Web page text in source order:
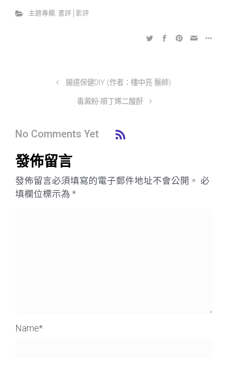
主題專欄 , 書評│影評
腸道保健DIY (作者：樓中亮 醫師)
毒澱粉-順丁烯二酸酐
No Comments Yet
發佈留言
發佈留言必須填寫的電子郵件地址不會公開。 必
填欄位標示為 *
Name*